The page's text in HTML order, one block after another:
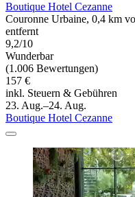
Boutique Hotel Cezanne
Couronne Urbaine, 0,4 km
entfernt
9,2/10
Wunderbar
(1.006 Bewertungen)
157 €
inkl. Steuern & Gebühren
23. Aug.–24. Aug.
Boutique Hotel Cezanne